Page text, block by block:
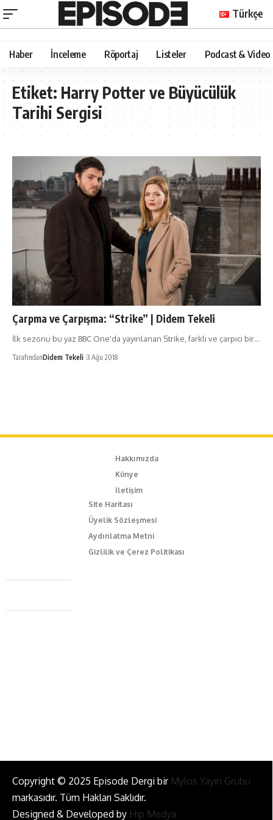
Türkçe
Haber İnceleme Röportaj Listeler Podcast & Video
Etiket:Harry Potter ve Büyücülük
Tarihi Sergisi
Çarpma ve Çarpışma: “Strike” | Didem Tekeli
İlk sezonu bu yaz BBC One'da yayınlanan Strike, farklı ve çarpıcı bir…
TarafındanDidem Tekeli 3 Ağu 2018
Hakkımızda
Künye
İletişim
Site Haritası
Üyelik Sözleşmesi
Aydınlatma Metni
Gizlilik ve Çerez Politikası
Caferağa Mah. Dr. Şakir Paşa Sok. No3/A Kadıköy İstanbul
+90 543 345 46 00
Copyright © 2025 Episode Dergi bir Mylos Yayın Grubu
markasıdır. Tüm Hakları Saklıdır.
Designed & Developed by Hip Medya